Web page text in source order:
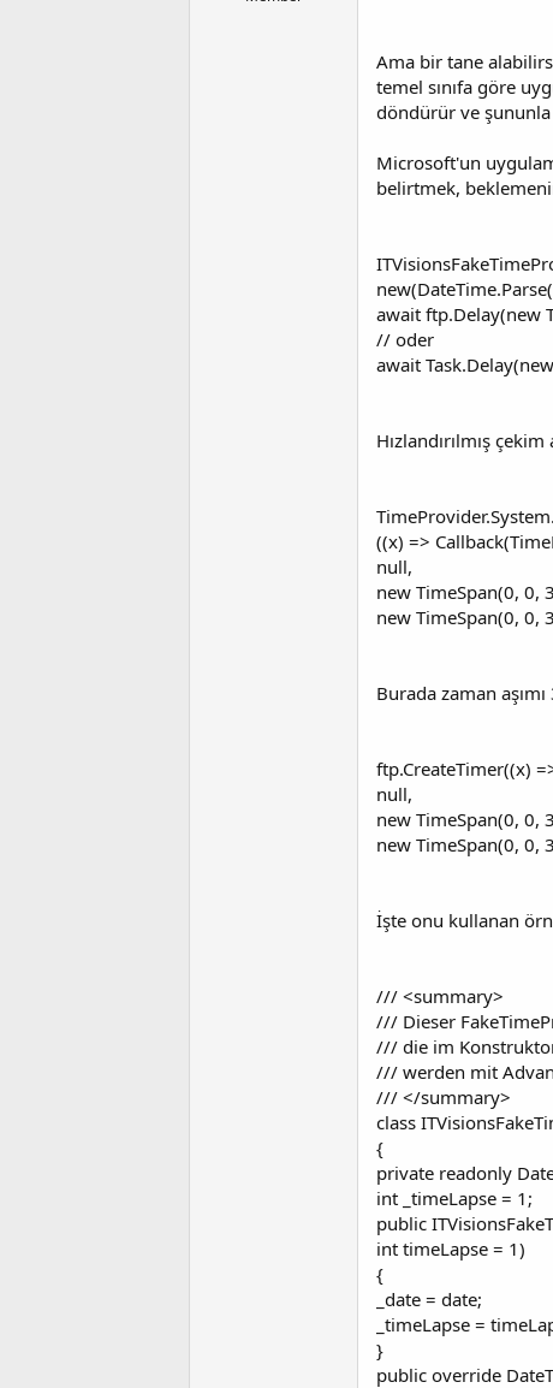
Ama bir tane
temel sınıfa göre
döndürür ve şununla
Microsoft'un
belirtmek,
await ftp.Delay(new
// oder
await
Hızlandırılmış
((x) =>
null,
new TimeSpan(0, 0,
new TimeSpan(0, 0,
Burada zaman
ftp.CreateTimer((x)
null,
new TimeSpan(0, 0,
new TimeSpan(0, 0,
İşte onu kullanan
/// <summary>
/// Dieser
/// die im
/// werden mit
/// </summary>
class
{
private readonly
int _timeLapse = 1;
public
int timeLapse = 1)
{
_date = date;
_timeLapse =
}
public override